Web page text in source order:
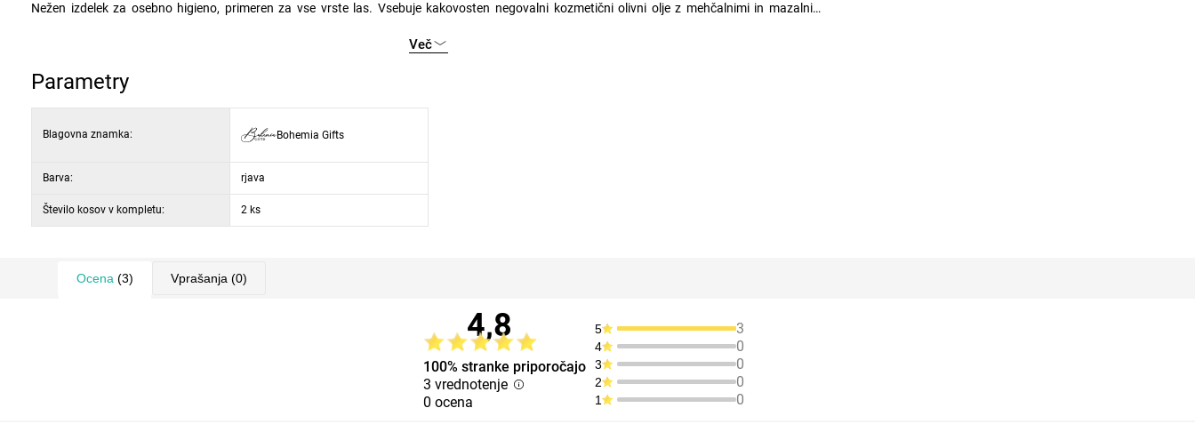
Nežen izdelek za osebno higieno, primeren za vse vrste las. Vsebuje kakovosten negovalni kozmetični olivni olje z mehčalnimi in mazalnimi
Več
Parametry
Blagovna znamka: Bohemia Gifts
Barva: rjava
Število kosov v kompletu: 2 ks
Ocena (3) Vprašanja (0)
4,8
100% stranke priporočajo
3 vrednotenje
0 ocena
5 3
4 0
3 0
2 0
1 0